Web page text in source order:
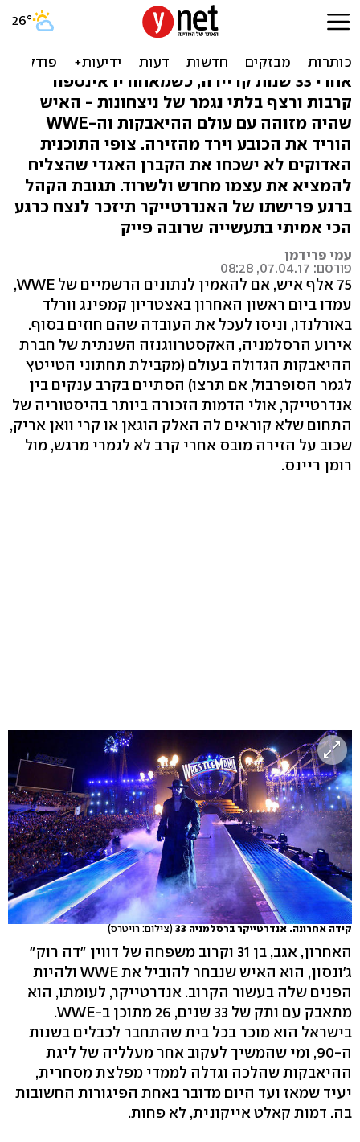
קבר לכולם: מורשתו של
האנדרטייקר
אחרי 33 שנות קריירה, כשמאחוריו אינספור
קרבות ורצף בלתי נגמר של ניצחונות - האיש
שהיה מזוהה עם עולם ההיאבקות וה-WWE
הוריד את הכובע וירד מהזירה. צופי התוכנית
האדוקים לא ישכחו את הקברן האגדי שהצליח
להמציא את עצמו מחדש ולשרוד. תגובת הקהל
ברגע פרישתו של האנדרטייקר תיזכר לנצח כרגע
הכי אמיתי בתעשייה שרובה פייק
עמי פרידמן
פורסם: 07.04.17, 08:28
75 אלף איש, אם להאמין לנתונים הרשמיים של WWE,
עמדו ביום ראשון האחרון באצטדיון קמפינג וורלד
באורלנדו, וניסו לעכל את העובדה שהם חוזים בסוף.
אירוע הרסלמניה, האקסטרווגנזה השנתית של חברת
ההיאבקות הגדולה בעולם (מקבילת תחתוני הטייטץ
לגמר הסופרבול, אם תרצו) הסתיים בקרב ענקים בין
אנדרטייקר, אולי הדמות הזכורה ביותר בהיסטוריה של
התחום שלא קוראים לה האלק הוגאן או קרי וואן אריק,
שכוב על הזירה מובס אחרי קרב לא לגמרי מרגש, מול
רומן ריינס.
קידה אחרונה. אנדרטייקר ברסלמניה 33 (צילום: רויטרס)
האחרון, אגב, בן 31 וקרוב משפחה של דווין "דה רוק"
ג'ונסון, הוא האיש שנבחר להוביל את WWE ולהיות
הפנים שלה בעשור הקרוב. אנדרטייקר, לעומתו, הוא
מתאבק עם ותק של 33 שנים, 26 מתוכן ב-WWE.
בישראל הוא מוכר בכל בית שהתחבר לכבלים בשנות
ה-90, ומי שהמשיך לעקוב אחר מעלליה של ליגת
ההיאבקות שהלכה וגדלה לממדי מפלצת מסחרית,
יעיד שמאז ועד היום מדובר באחת הפיגורות החשובות
בה. דמות קאלט אייקונית, לא פחות.